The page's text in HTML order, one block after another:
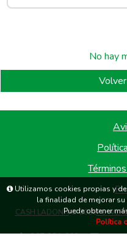
No hay
CASH LADONA© 2026
Utilizamos cookies propias y de
la finalidad de mejorar su
Puede obtener
Política